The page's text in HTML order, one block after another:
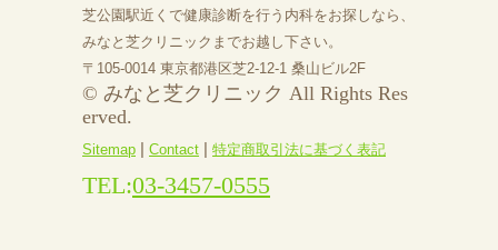
芝公園駅近くで健康診断を行う内科をお探しなら、
みなと芝クリニックまでお越し下さい。
〒105-0014 東京都港区芝2-12-1 桑山ビル2F
© みなと芝クリニック All Rights Res
erved.
Sitemap | Contact | 特定商取引法に基づく表記
TEL:03-3457-0555